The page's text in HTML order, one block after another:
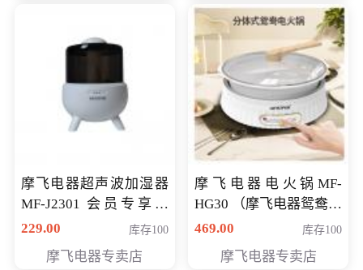
摩飞电器超声波加湿器
MF-J2301 会员专享价
168元
229.00 库存100
摩飞电器专卖店
摩飞电器电火锅MF-
HG30 （摩飞电器鸳鸯锅
MF-HG30 ） 会员专享价
469.00 库存100
摩飞电器专卖店